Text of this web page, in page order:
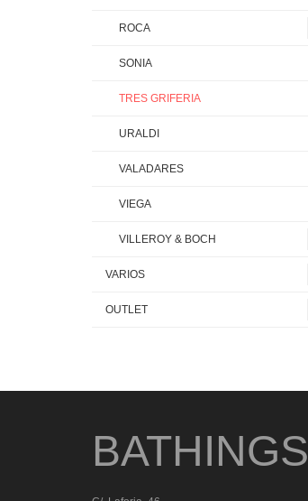
ROCA
SONIA
TRES GRIFERIA
URALDI
VALADARES
VIEGA
VILLEROY & BOCH
VARIOS
OUTLET
BATHINGS